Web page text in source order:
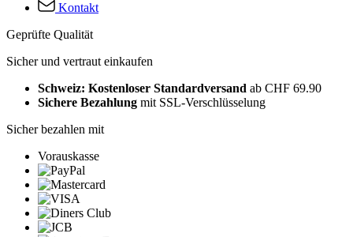
Kontakt
Geprüfte Qualität
Sicher und vertraut einkaufen
Schweiz: Kostenloser Standardversand ab CHF 69.90
Sichere Bezahlung mit SSL-Verschlüsselung
Sicher bezahlen mit
Vorauskasse